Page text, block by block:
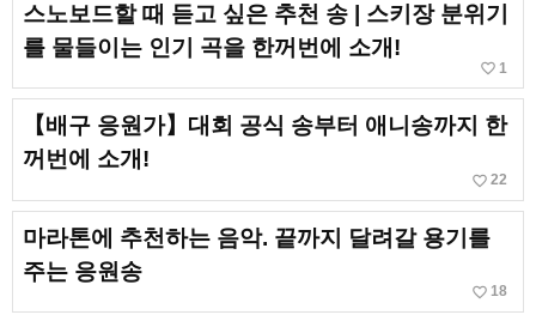
스노보드할 때 듣고 싶은 추천 송 | 스키장 분위기
를 물들이는 인기 곡을 한꺼번에 소개!
favorite_border 1
【배구 응원가】대회 공식 송부터 애니송까지 한
꺼번에 소개!
favorite_border 22
마라톤에 추천하는 음악. 끝까지 달려갈 용기를
주는 응원송
favorite_border 18